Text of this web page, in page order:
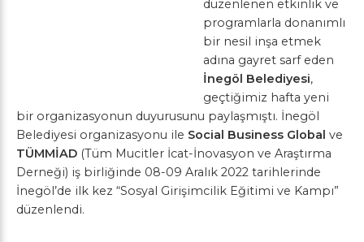
düzenlenen etkinlik ve
programlarla donanımlı
bir nesil inşa etmek
adına gayret sarf eden
İnegöl Belediyesi,
geçtiğimiz hafta yeni
bir organizasyonun duyurusunu paylaşmıştı. İnegöl
Belediyesi organizasyonu ile Social Business Global ve
TÜMMİAD (Tüm Mucitler İcat-İnovasyon ve Araştırma
Derneği) iş birliğinde 08-09 Aralık 2022 tarihlerinde
İnegöl’de ilk kez “Sosyal Girişimcilik Eğitimi ve Kampı”
düzenlendi.